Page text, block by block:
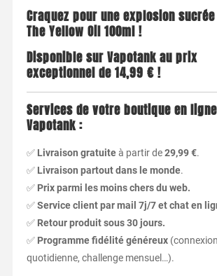
Craquez pour une explosion
The Yellow Oil 100ml !
Disponible sur Vapotank au prix
exceptionnel de 14,99 € !
Services de votre boutique en ligne
Vapotank :
✅ Livraison gratuiteà partir de29,99 €.
✅ Livraison partout dans le monde.
✅ Prix parmi les moins chers du web.
✅Service client par mail 7j/7 et chat en
✅ Retour produit sous 30 jours.
✅ Programme fidélité généreux(connexion
quotidienne, challenge mensuel…).